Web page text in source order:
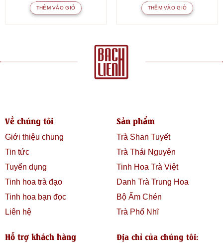
THÊM VÀO GIỎ THÊM VÀO GIỎ
Về chúng tôi
Giới thiệu chung
Tin tức
Tuyển dụng
Tinh hoa trà đạo
Tinh hoa bạn đọc
Liên hệ
Sản phẩm
Trà Shan Tuyết
Trà Thái Nguyên
Tinh Hoa Trà Việt
Danh Trà Trung Hoa
Bộ Ấm Chén
Trà Phổ Nhĩ
Hỗ trợ khách hàng Địa chỉ của chúng tôi: